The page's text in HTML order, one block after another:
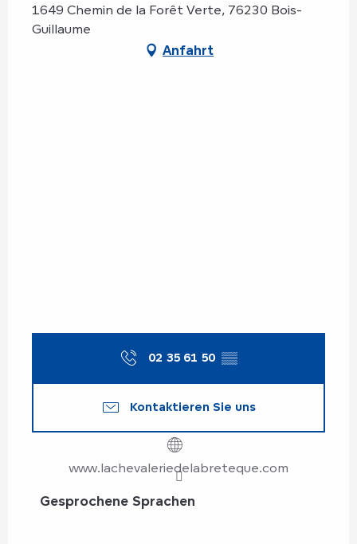
1649 Chemin de la Forêt Verte, 76230 Bois-
Guillaume
Anfahrt
02 35 61 50 ▒▒
Kontaktieren Sie uns
www.lachevaleriedelabreteque.com
Gesprochene Sprachen
Gesprochene Sprachen